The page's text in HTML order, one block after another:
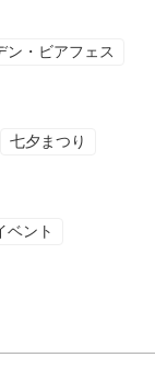
ン・ビアフェス
七夕まつり
ベント